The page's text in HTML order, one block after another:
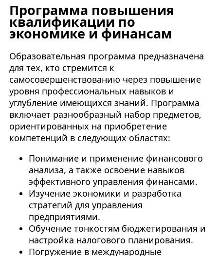
Программа повышения
квалификации по
экономике и финансам
Образовательная программа предназначена
для тех, кто стремится к
самосовершенствованию через повышение
уровня профессиональных навыков и
углубление имеющихся знаний. Программа
включает разнообразный набор предметов,
ориентированных на приобретение
компетенций в следующих областях:
Понимание и применение финансового
анализа, а также освоение навыков
эффективного управления финансами.
Изучение экономики и разработка
стратегий для управления
предприятиями.
Обучение тонкостям бюджетирования и
настройка налогового планирования.
Погружение в международные